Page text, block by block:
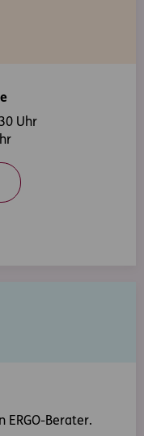
Uhr
ERGO-Berater.